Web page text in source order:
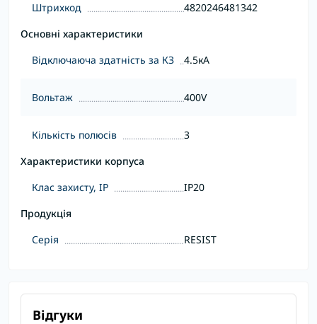
Штрихкод
4820246481342
Основні характеристики
Відключаюча здатність за КЗ
4.5кА
Вольтаж 400V
Кількість полюсів
3
Характеристики корпуса
Клас захисту, IP
IP20
Продукція
Серія
RESIST
Відгуки